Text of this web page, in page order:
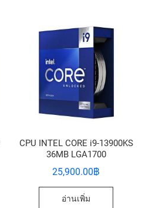
CPU INTEL CORE i9-13900KS
36MB LGA1700
25,900.00฿
อ่านเพิ่ม